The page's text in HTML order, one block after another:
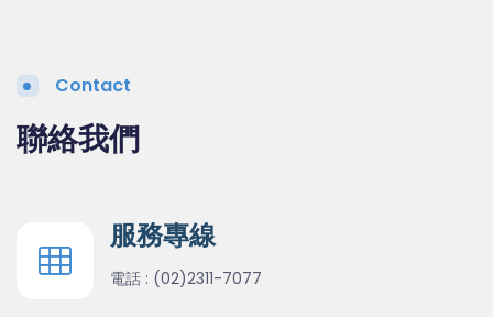
Contact
聯絡我們
服務專線
電話 : (02)2311-7077